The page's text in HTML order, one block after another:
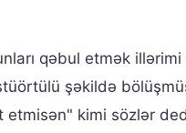
qəbul etmək illərimi
şəkildə
kimi sözlər